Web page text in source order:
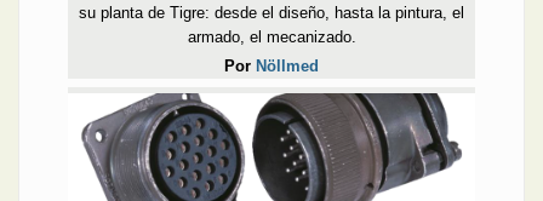
su planta de Tigre: desde el diseño, hasta la pintura, el
armado, el mecanizado.
Por Nöllmed